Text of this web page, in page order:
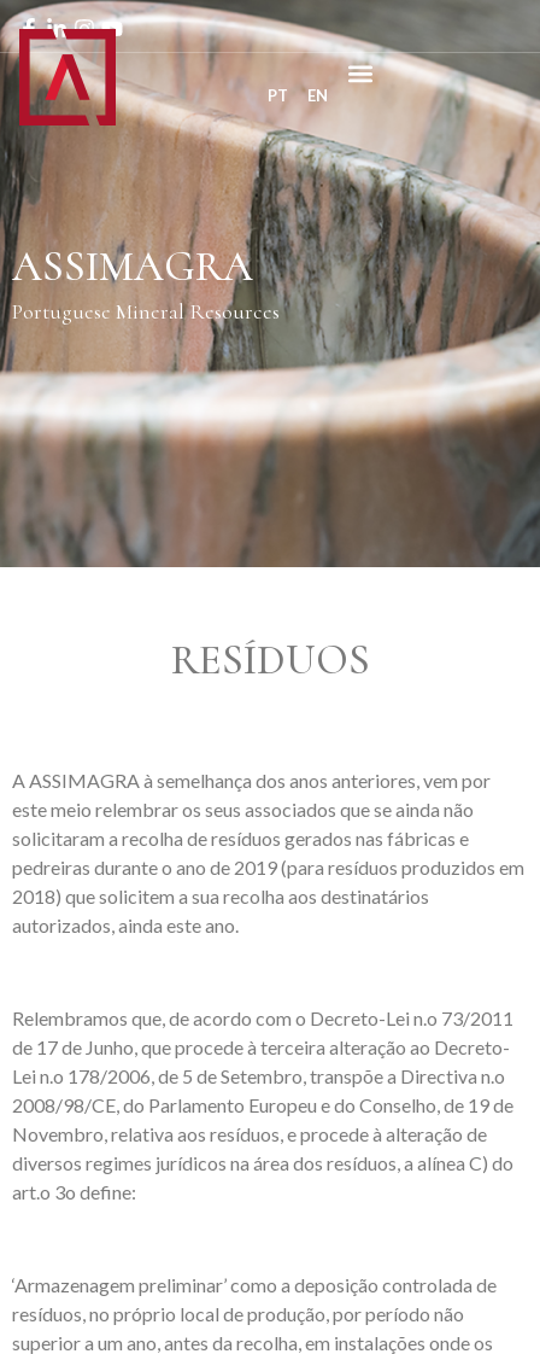
PT EN
ASSIMAGRA
Portuguese Mineral Resources
RESÍDUOS
A ASSIMAGRA à semelhança dos anos anteriores, vem por
este meio relembrar os seus associados que se ainda não
solicitaram a recolha de resíduos gerados nas fábricas e
pedreiras durante o ano de 2019 (para resíduos produzidos em
2018) que solicitem a sua recolha aos destinatários
autorizados, ainda este ano.
Relembramos que, de acordo com o Decreto-Lei n.o 73/2011
de 17 de Junho, que procede à terceira alteração ao Decreto-
Lei n.o 178/2006, de 5 de Setembro, transpõe a Directiva n.o
2008/98/CE, do Parlamento Europeu e do Conselho, de 19 de
Novembro, relativa aos resíduos, e procede à alteração de
diversos regimes jurídicos na área dos resíduos, a alínea C) do
art.o 3o define:
‘Armazenagem preliminar’ como a deposição controlada de
resíduos, no próprio local de produção, por período não
superior a um ano, antes da recolha, em instalações onde os